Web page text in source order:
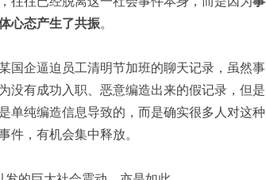
心态产生了共振。
国企逼迫员工清明节加班的聊天记录，虽然事
没有成功入职、恶意编造出来的假记录，但是
单纯编造信息导致的，而是确实很多人对这种
件，有机会集中释放。